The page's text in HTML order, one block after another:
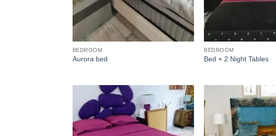
BEDROOM
Aurora bed
BEDROOM
Bed + 2 Night Tables